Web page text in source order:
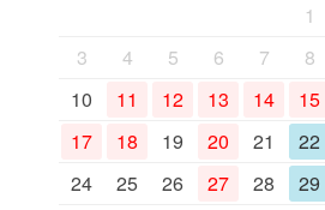
1
3
4 5 6 7 8
10
11 12 13 14 15
17
18 19 20 21 22
24
25 26 27 28 29